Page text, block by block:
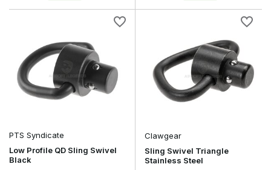
PTS Syndicate
Low Profile QD Sling Swivel
Black
Clawgear
Sling Swivel Triangle
Stainless Steel